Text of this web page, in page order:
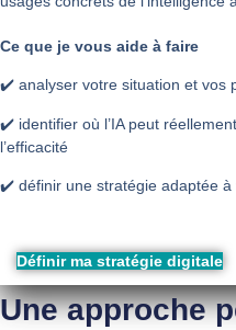
Ce que je vous aide à faire
✔️ analyser votre situation et vos
✔️ identifier où l’IA peut
l’efficacité
✔️ définir une stratégie adaptée à
Définir ma stratégie digitale
Une approche